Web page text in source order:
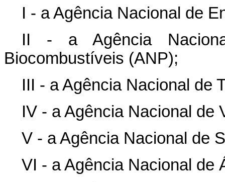
I - a Agência Nacional de
II - a Agência
Biocombustíveis (ANP);
III - a Agência Nacional de
IV - a Agência Nacional de
V - a Agência Nacional de
VI - a Agência Nacional de